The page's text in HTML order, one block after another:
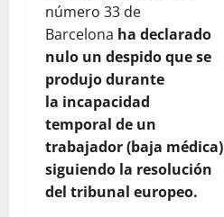
número 33 de
Barcelona ha declarado
nulo un despido que se
produjo durante
la incapacidad
temporal de un
trabajador (baja médica)
siguiendo la resolución
del tribunal europeo.